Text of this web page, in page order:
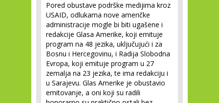
Pored obustave podrške medijima kroz
USAID, odlukama nove američke
administracije mogle bi biti ugašene i
redakcije Glasa Amerike, koji emituje
program na 48 jezika, uključujući i za
Bosnu i Hercegovinu, i Radija Slobodna
Evropa, koji emituje program u 27
zemalja na 23 jezika, te ima redakciju i
u Sarajevu. Glas Amerike je obustavio
emitovanje, a oni koji su radili